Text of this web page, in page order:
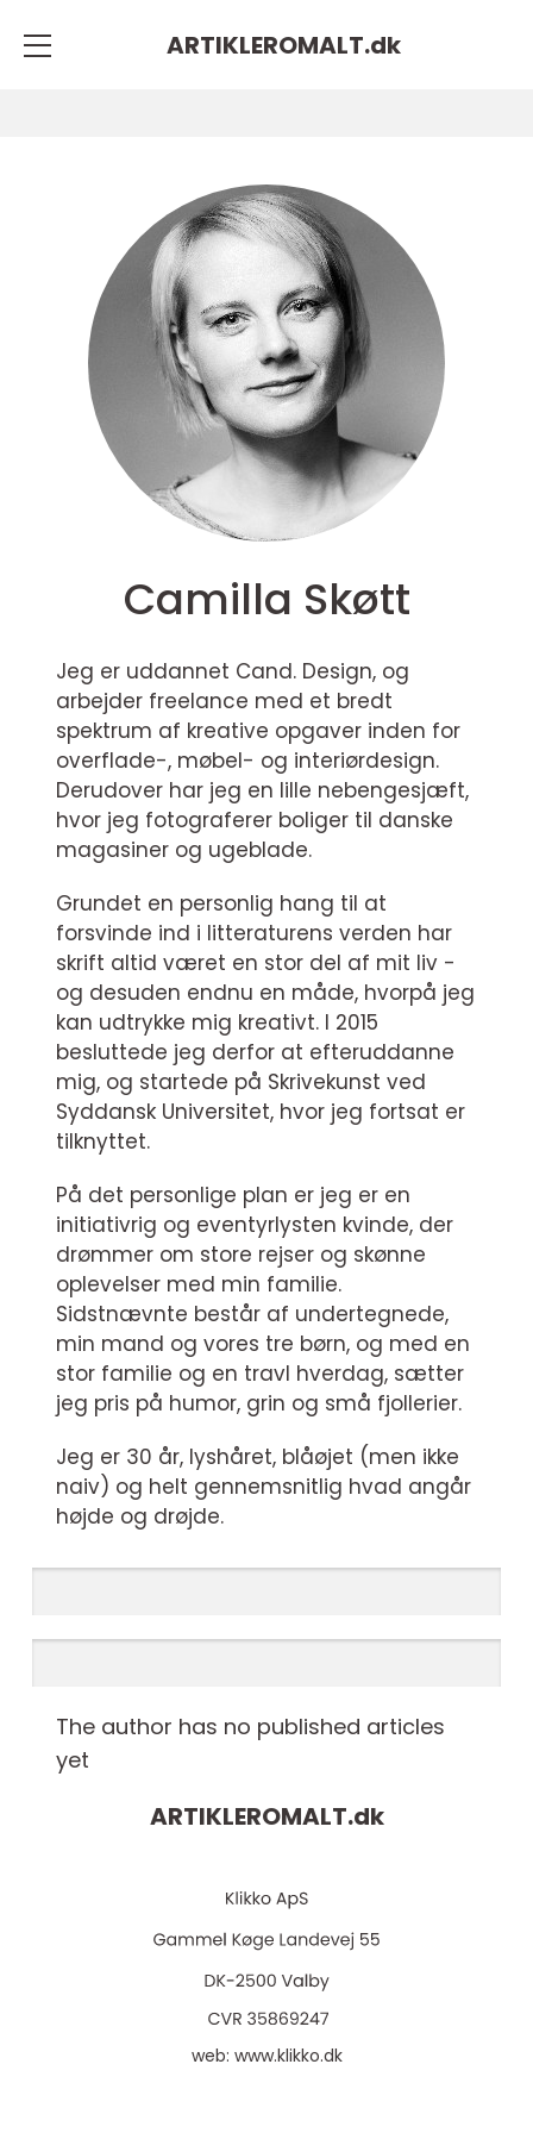
ARTIKLEROMALT.dk
Camilla Skøtt
Jeg er uddannet Cand. Design, og
arbejder freelance med et bredt
spektrum af kreative opgaver inden for
overflade-, møbel- og interiørdesign.
Derudover har jeg en lille nebengesjæft,
hvor jeg fotograferer boliger til danske
magasiner og ugeblade.
Grundet en personlig hang til at
forsvinde ind i litteraturens verden har
skrift altid været en stor del af mit liv -
og desuden endnu en måde, hvorpå jeg
kan udtrykke mig kreativt. I 2015
besluttede jeg derfor at efteruddanne
mig, og startede på Skrivekunst ved
Syddansk Universitet, hvor jeg fortsat er
tilknyttet.
På det personlige plan er jeg er en
initiativrig og eventyrlysten kvinde, der
drømmer om store rejser og skønne
oplevelser med min familie.
Sidstnævnte består af undertegnede,
min mand og vores tre børn, og med en
stor familie og en travl hverdag, sætter
jeg pris på humor, grin og små fjollerier.
Jeg er 30 år, lyshåret, blåøjet (men ikke
naiv) og helt gennemsnitlig hvad angår
højde og drøjde.
The author has no published articles
yet
ARTIKLEROMALT.dk
web: www.klikko.dk